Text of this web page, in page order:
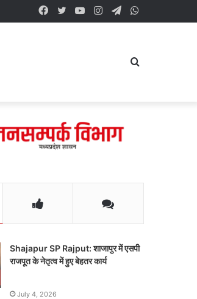
Telegram
Instagram
YouTube
Twitter
Facebook
Search
Shajapur SP Rajput: शाजापुर में एसपी
राजपूत के नेतृत्व में हुए बेहतर कार्य
July 4, 2026